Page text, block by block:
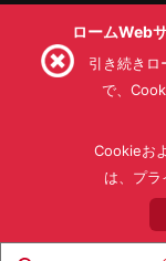
プラ
ローム製
© 1997 - 2026
ロームWeb
引き続きロ
で、
Cookieお
は、プラ